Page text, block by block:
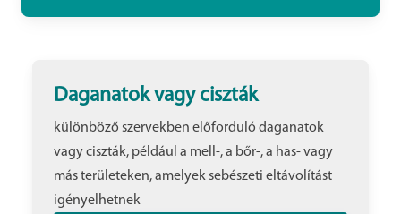
Daganatok vagy ciszták
különböző szervekben előforduló daganatok
vagy ciszták, például a mell-, a bőr-, a has- vagy
más területeken, amelyek sebészeti eltávolítást
igényelhetnek